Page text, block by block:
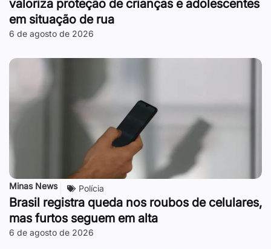
valoriza proteção de crianças e adolescentes
em situação de rua
6 de agosto de 2026
Minas News Polícia
Brasil registra queda nos roubos de celulares,
mas furtos seguem em alta
6 de agosto de 2026